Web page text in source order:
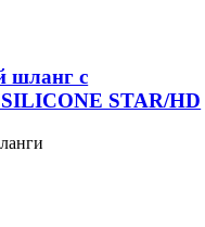
шланг с
STAR/HD